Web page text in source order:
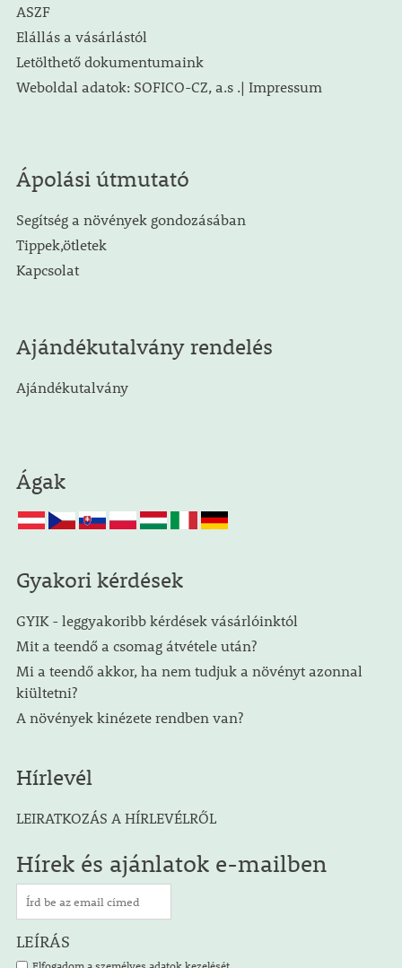
ASZF
Elállás a vásárlástól
Letölthető dokumentumaink
Weboldal adatok: SOFICO-CZ, a.s .| Impressum
Ápolási útmutató
Segítség a növények gondozásában
Tippek,ötletek
Kapcsolat
Ajándékutalvány rendelés
Ajándékutalvány
Ágak
Gyakori kérdések
GYIK - leggyakoribb kérdések vásárlóinktól
Mit a teendő a csomag átvétele után?
Mi a teendő akkor, ha nem tudjuk a növényt azonnal
kiültetni?
A növények kinézete rendben van?
Hírlevél
LEIRATKOZÁS A HÍRLEVÉLRŐL
Hírek és ajánlatok e-mailben
LEÍRÁS